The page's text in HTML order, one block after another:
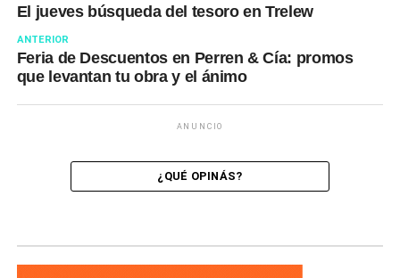
El jueves búsqueda del tesoro en Trelew
ANTERIOR
Feria de Descuentos en Perren & Cía: promos
que levantan tu obra y el ánimo
ANUNCIO
¿QUÉ OPINÁS?